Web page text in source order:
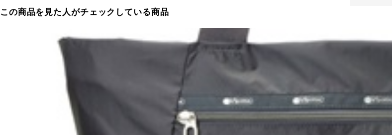
この商品を見た人がチェックしている商品